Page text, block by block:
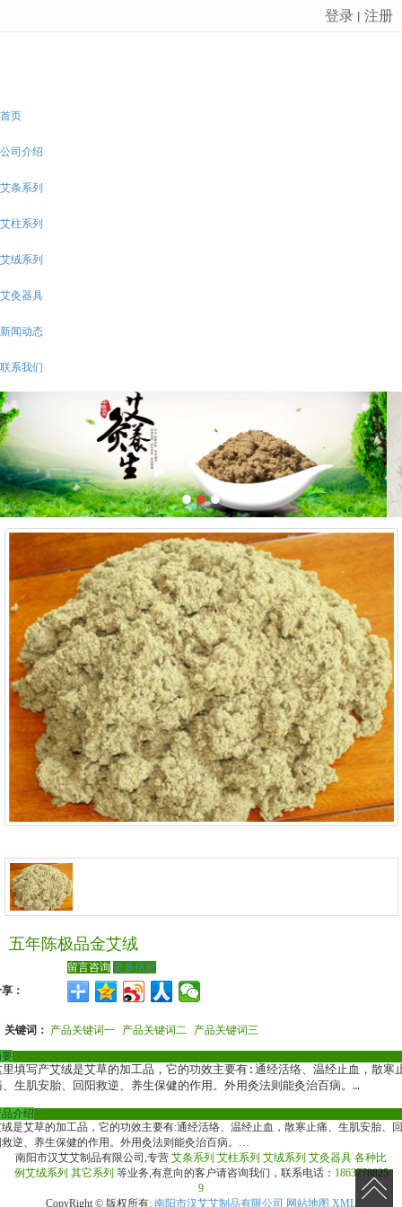
很遗憾，因您的浏览器版本过低导致无法获得最佳浏览体验，推荐下载安装谷歌浏览器！
登录 丨 注册
首页
公司介绍
艾条系列
艾柱系列
艾绒系列
艾灸器具
新闻动态
联系我们
五年陈极品金艾绒
留言咨询 更多信息
：
关键词： 产品关键词一 产品关键词二 产品关键词三
里填写产艾绒是艾草的加工品，它的功效主要有:通经活络、温经止血，散寒
介绍
是艾草的加工品，它的功效主要有:通经活络、温经止血，散寒止痛、生肌安胎、回
逆、养生保健的作用。外用灸法则能灸治百病。…
南阳市汉艾艾制品有限公司,专营 艾条系列 艾柱系列 艾绒系列 艾灸器具 各种比
例艾绒系列 其它系列 等业务,有意向的客户请咨询我们，联系电话： 1863778825
9
CopyRight © 版权所有: 南阳市汉艾艾制品有限公司 网站地图 XML